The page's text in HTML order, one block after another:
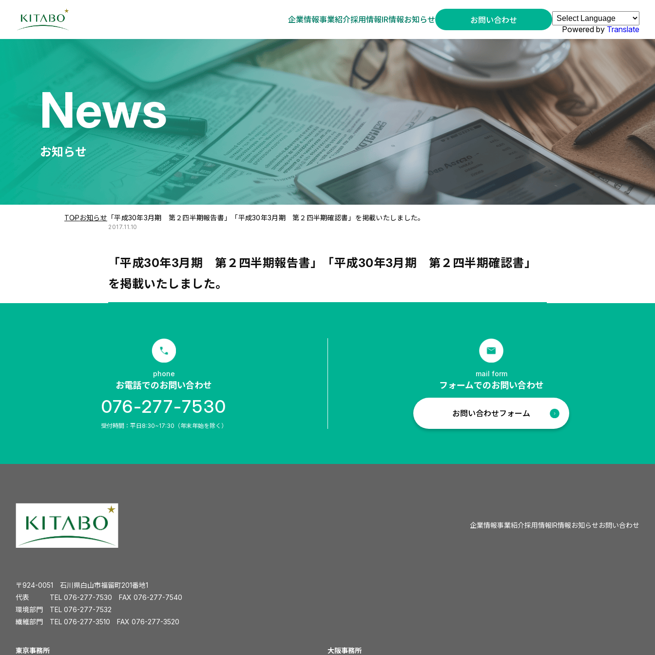
企業情報事業紹介採用情報IR情報お知らせ
お問い合わせ
Powered by Translate
News
お知らせ
TOPお知らせ 「平成30年3月期 第２四半期報告書」「平成30年3月期 第２四半期確認書」を掲載いたしました。
2017.11.10
「平成30年3月期 第２四半期報告書」「平成30年3月期 第２四半期確認書」
を掲載いたしました。
phone
お電話でのお問い合わせ
076-277-7530
受付時間：平日8:30~17:30（年末年始を除く）
mail form
フォームでのお問い合わせ
お問い合わせフォーム
企業情報事業紹介採用情報IR情報お知らせお問い合わせ
〒924-0051 石川県白山市福留町201番地1
代表 TEL 076-277-7530 FAX 076-277-7540
環境部門 TEL 076-277-7532
繊維部門 TEL 076-277-3510 FAX 076-277-3520
️東京事務所 大阪事務所